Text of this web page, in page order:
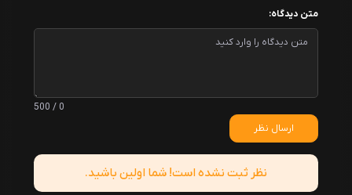
متن دیدگاه:
0 / 500
ارسال نظر
نظر ثبت نشده است! شما اولین باشید.